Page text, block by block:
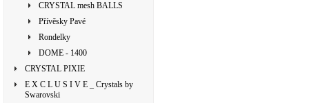
CRYSTAL mesh BALLS
Přívěsky Pavé
Rondelky
DOME - 1400
CRYSTAL PIXIE
E X C L U S I V E _ Crystals by
Swarovski